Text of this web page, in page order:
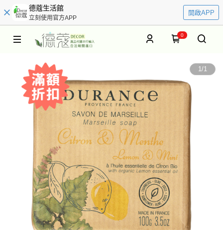
德蔻生活館
立刻使用官方APP
開啟APP
0
1/1